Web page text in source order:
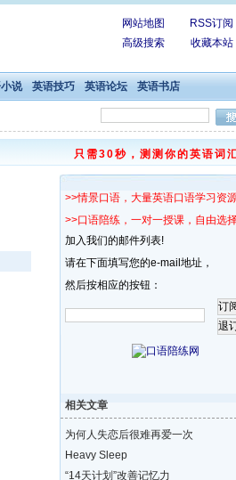
网站地图
RSS订阅
高级搜索
收藏本站
说 英语技巧 英语论坛 英语书店
只需30秒，测测你的英语词
>>情景口语，大量英语口语学习资源
>>口语陪练，一对一授课，自由选择
加入我们的邮件列表!
请在下面填写您的e-mail地址，
然后按相应的按钮：
相关文章
为何人失恋后很难再爱一次
Heavy Sleep
“14天计划”改善记忆力